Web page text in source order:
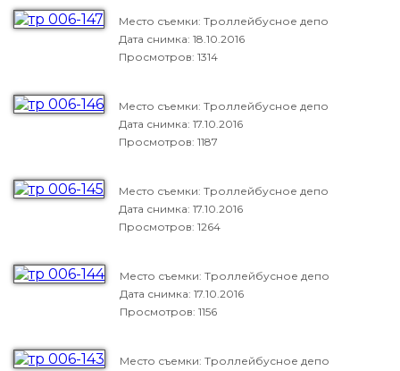
Место съемки: Троллейбусное депо
Дата снимка: 18.10.2016
Просмотров: 1314
Место съемки: Троллейбусное депо
Дата снимка: 17.10.2016
Просмотров: 1187
Место съемки: Троллейбусное депо
Дата снимка: 17.10.2016
Просмотров: 1264
Место съемки: Троллейбусное депо
Дата снимка: 17.10.2016
Просмотров: 1156
Место съемки: Троллейбусное депо